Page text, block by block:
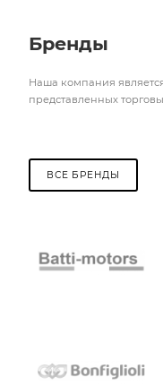
Бренды
Наша компания
представленных
ВСЕ БРЕНДЫ